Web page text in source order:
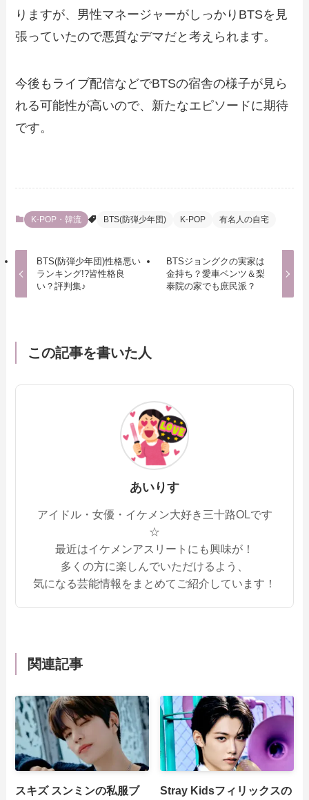
りますが、男性マネージャーがしっかりBTSを見
張っていたので悪質なデマだと考えられます。
今後もライブ配信などでBTSの宿舎の様子が見ら
れる可能性が高いので、新たなエピソードに期待
です。
K-POP・韓流 BTS(防弾少年団) K-POP 有名人の自宅
BTS(防弾少年団)性格悪い
ランキング!?皆性格良
い？評判集♪
BTSジョングクの実家は
金持ち？愛車ベンツ＆梨
泰院の家でも庶民派？
この記事を書いた人
あいりす
アイドル・女優・イケメン大好き三十路OLです
☆
最近はイケメンアスリートにも興味が！
多くの方に楽しんでいただけるよう、
気になる芸能情報をまとめてご紹介しています！
関連記事
スキズ スンミンの私服ブ
Stray Kidsフィリックスの